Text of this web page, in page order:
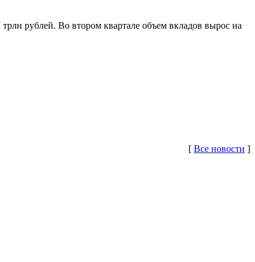
рублей. Во втором квартале объем вкладов вырос на
[ Все новости ]